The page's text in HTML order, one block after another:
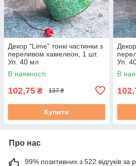
Декор "Lime" тонкі частинки з
переливом хамелеон, 1 шт.
Уп. 40 мл
В наявності
102,75 ₴ 137 ₴
Купити
Уп.
В
Про нас
99% позитивних з 522 відгуків за